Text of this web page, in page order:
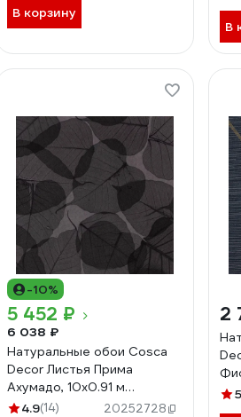
В корзину
В
-10%
5 452 ₽
6 038 ₽
Натуральные обои Cosca
Decor Листья Прима
Ахумадо, 10x0.91 м
СПБ003100
4.9(14) 20252728
2
5